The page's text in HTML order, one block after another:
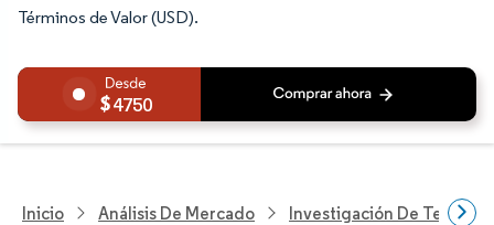
Términos de Valor (USD).
4750
Inicio Análisis De Mercado Investigación De